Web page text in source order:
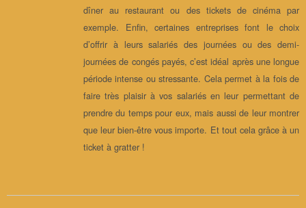
dîner au restaurant ou des tickets de cinéma par
exemple. Enfin, certaines entreprises font le choix
d’offrir à leurs salariés des journées ou des demi-
journées de congés payés, c’est idéal après une longue
période intense ou stressante. Cela permet à la fois de
faire très plaisir à vos salariés en leur permettant de
prendre du temps pour eux, mais aussi de leur montrer
que leur bien-être vous importe. Et tout cela grâce à un
ticket à gratter !